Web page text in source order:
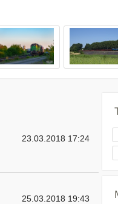
23.03.2018 17:24
25.03.2018 19:43